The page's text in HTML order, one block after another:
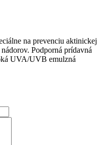
na prevenciu aktinickej
Podporná prídavná
UVA/UVB emulzná